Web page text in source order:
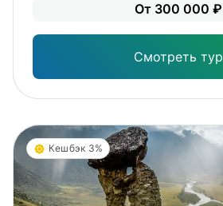
От 300 000 ₽
Смотреть тур
Кешбэк 3%